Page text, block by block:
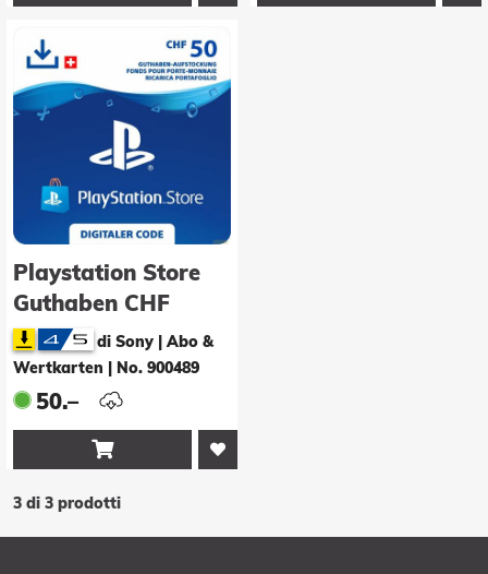
Playstation Store
Guthaben CHF
50.00
di Sony | Abo &
Wertkarten
No. 900489
50.–

3 di 3 prodotti